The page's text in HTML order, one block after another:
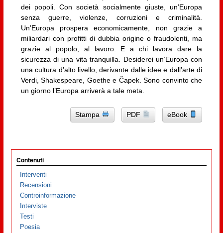
dei popoli. Con società socialmente giuste, un’Europa
senza guerre, violenze, corruzioni e criminalità.
Un’Europa prospera economicamente, non grazie a
miliardari con profitti di dubbia origine o fraudolenti, ma
grazie al popolo, al lavoro. E a chi lavora dare la
sicurezza di una vita tranquilla. Desiderei un’Europa con
una cultura d’alto livello, derivante dalle idee e dall’arte di
Verdi, Shakespeare, Goethe e Čapek. Sono convinto che
un giorno l’Europa arriverà a tale meta.
Stampa PDF eBook
Contenuti
Interventi
Recensioni
Controinformazione
Interviste
Testi
Poesia